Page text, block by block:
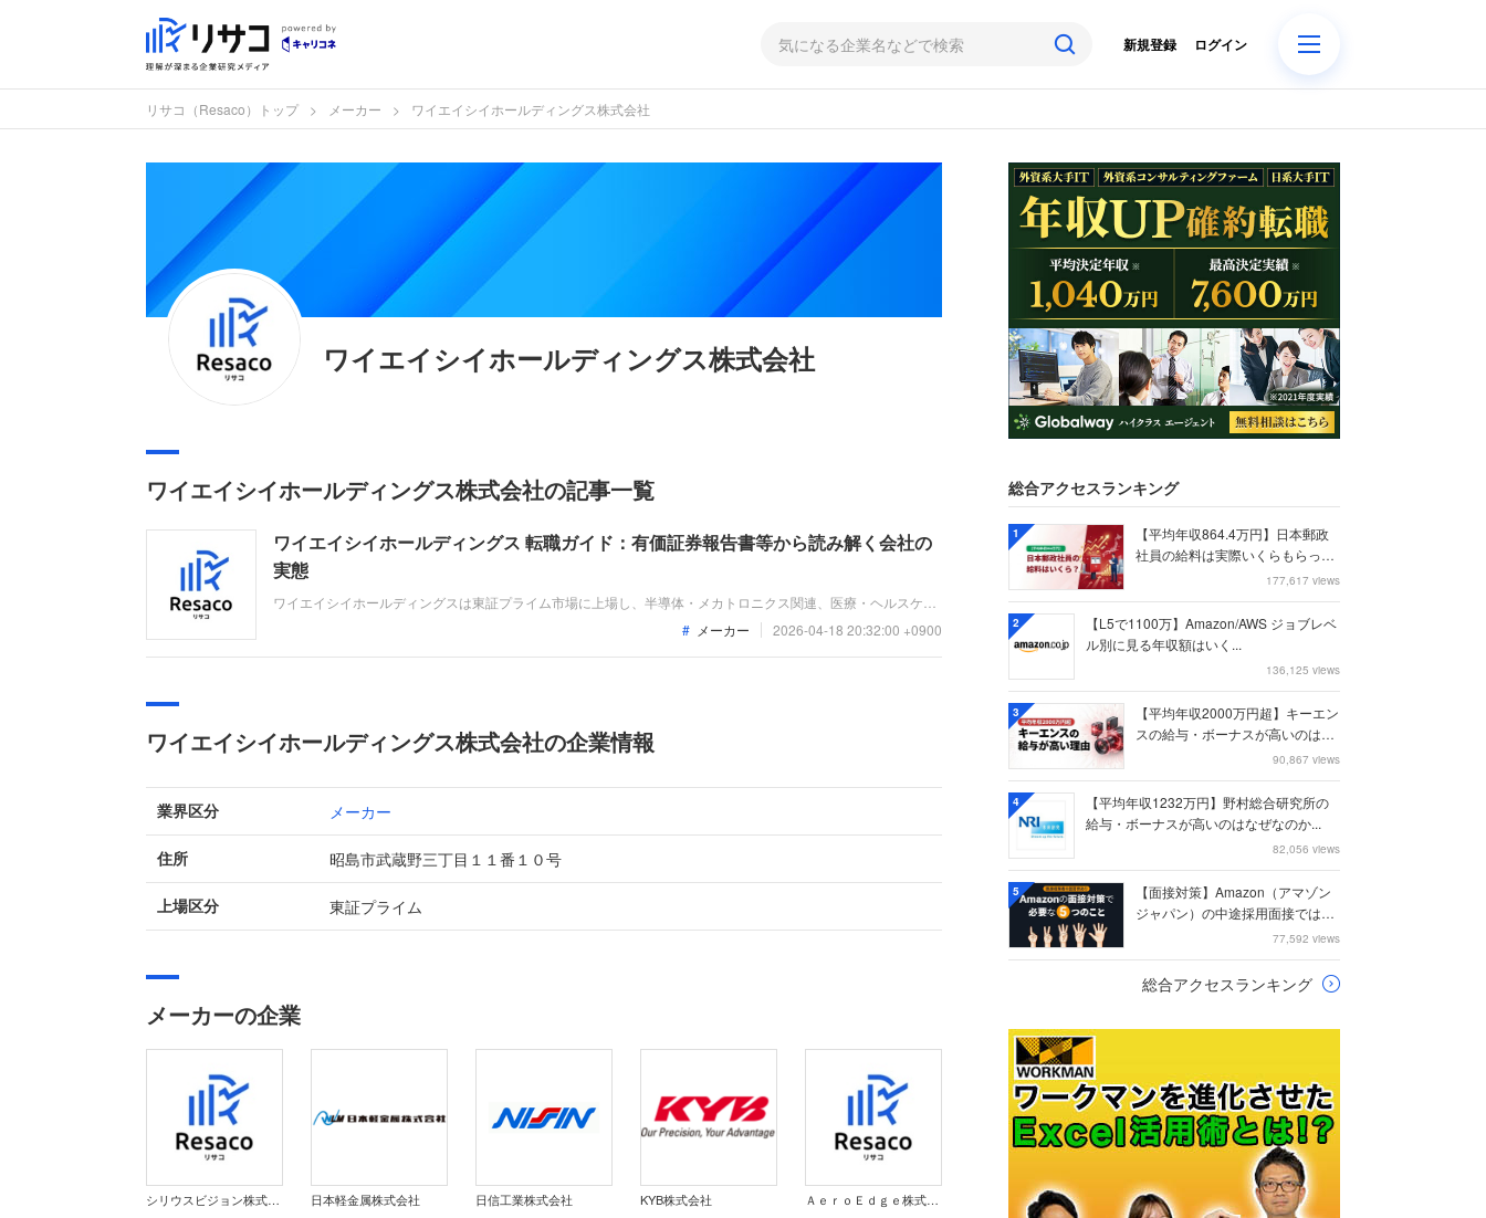
ログイン
新規登録
リサコ（Resaco）トップ メーカー ワイエイシイホールディングス株式会社
ワイエイシイホールディングス株式会社
ワイエイシイホールディングス株式会社の記事一覧
ワイエイシイホールディングス 転職ガイド：有価証券報告書等から読み解く会社の
実態
ワイエイシイホールディングスは東証プライム市場に上場し、半導体・メカトロニクス関連、医療・ヘルスケア
関連、環境・社会インフラ関連製品の開発・製造・販売を展開しています。直近の業績は、半導体関連やFPD関
連事業等の好調により売上高・経常利益ともに増加し、増収増益のトレンドを維持して事業を拡大しています。
メーカー 2026-04-18 20:32:00 +0900
ワイエイシイホールディングス株式会社の企業情報
業界区分 メーカー
住所 昭島市武蔵野三丁目１１番１０号
上場区分 東証プライム
メーカーの企業
シリウスビジョン株式会社 日本軽金属株式会社 日信工業株式会社 KYB株式会社 ＡｅｒｏＥｄｇｅ株式会社
総合アクセスランキング
1
【平均年収864.4万円】日本郵政
社員の給料は実際いくらもらって
177,617 views
2
【L5で1100万】Amazon/AWS ジョブレベ
ル別に見る年収額はいく...
136,125 views
3
【平均年収2000万円超】キーエン
スの給与・ボーナスが高いのはな
90,867 views
4
【平均年収1232万円】野村総合研究所の
給与・ボーナスが高いのはなぜなのか...
82,056 views
5
【面接対策】Amazon（アマゾン
ジャパン）の中途採用面接では何
77,592 views
総合アクセスランキング